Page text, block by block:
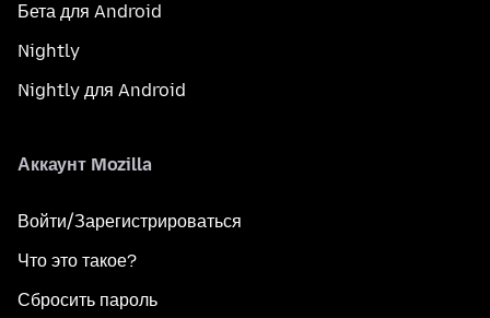
Бета для Android
Nightly
Nightly для Android
Аккаунт Mozilla
Войти/Зарегистрироваться
Что это такое?
Сбросить пароль